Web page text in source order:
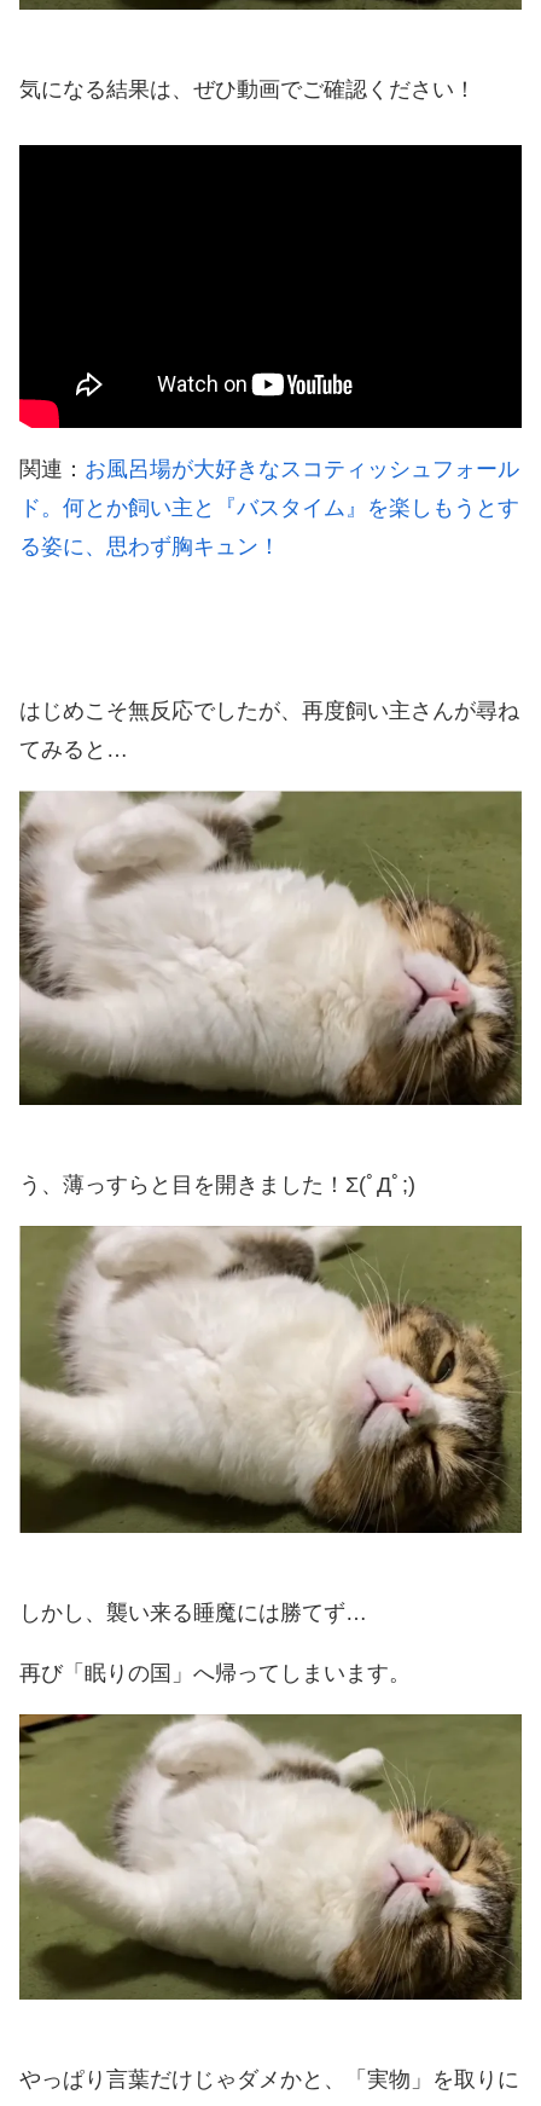
気になる結果は、ぜひ動画でご確認ください！
関連： お風呂場が大好きなスコティッシュフォール
ド。何とか飼い主と『バスタイム』を楽しもうとす
る姿に、思わず胸キュン！
はじめこそ無反応でしたが、再度飼い主さんが尋ね
てみると…
う、薄っすらと目を開きました！Σ(ﾟДﾟ;)
しかし、襲い来る睡魔には勝てず…
再び「眠りの国」へ帰ってしまいます。
やっぱり言葉だけじゃダメかと、「実物」を取りに